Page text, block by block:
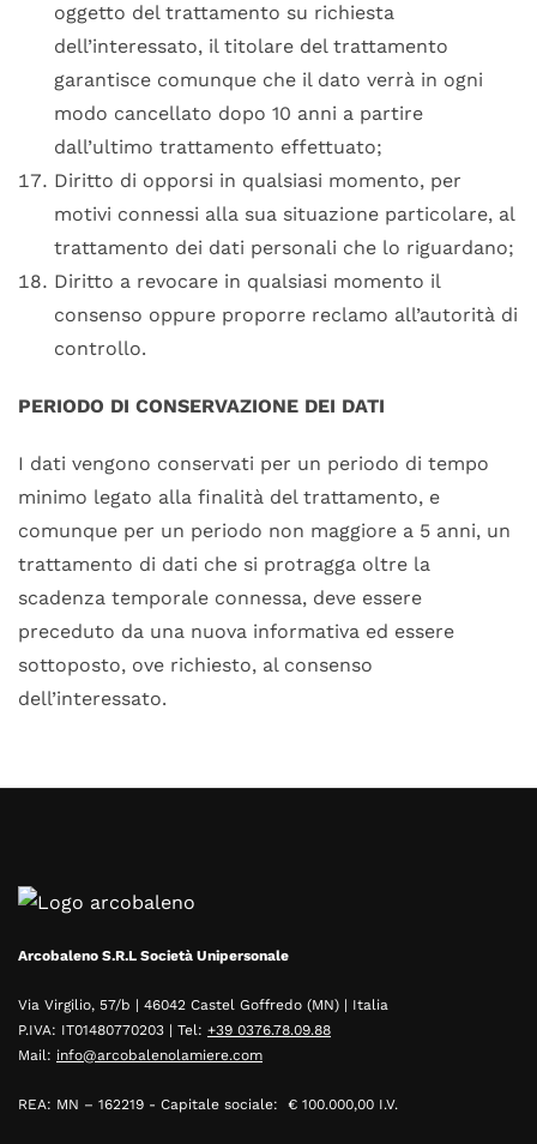
oggetto del trattamento su richiesta
dell’interessato, il titolare del trattamento
garantisce comunque che il dato verrà in ogni
modo cancellato dopo 10 anni a partire
dall’ultimo trattamento effettuato;
Diritto di opporsi in qualsiasi momento, per
motivi connessi alla sua situazione particolare, al
trattamento dei dati personali che lo riguardano;
Diritto a revocare in qualsiasi momento il
consenso oppure proporre reclamo all’autorità di
controllo.
PERIODO DI CONSERVAZIONE DEI DATI
I dati vengono conservati per un periodo di tempo
minimo legato alla finalità del trattamento, e
comunque per un periodo non maggiore a 5 anni, un
trattamento di dati che si protragga oltre la
scadenza temporale connessa, deve essere
preceduto da una nuova informativa ed essere
sottoposto, ove richiesto, al consenso
dell’interessato.
Arcobaleno S.R.L Società Unipersonale
Via Virgilio, 57/b | 46042 Castel Goffredo (MN) | Italia
P.IVA: IT01480770203 | Tel: +39 0376.78.09.88
Mail: info@arcobalenolamiere.com
REA: MN – 162219 - Capitale sociale: € 100.000,00 I.V.